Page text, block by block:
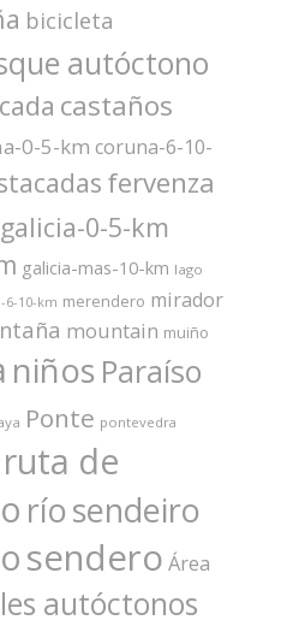
bicicleta
autóctono
castaños
0-5-km coruna-6-10-
fervenza
galicia-0-5-km
galicia-mas-10-km lago
6-10-km merendero mirador
mountain muiño
niños Paraíso
Ponte pontevedra
ruta de
ríosendeiro
sendero Área
autóctonos